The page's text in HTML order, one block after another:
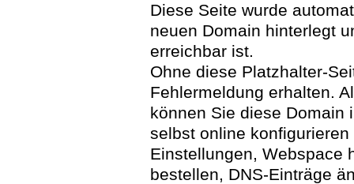
Diese Seite wurde
neuen Domain hinterlegt
erreichbar ist.
Ohne diese Platzhalter-
Fehlermeldung erhalten.
können Sie diese Domain
selbst online
Einstellungen, Webspace
bestellen, DNS-Einträge